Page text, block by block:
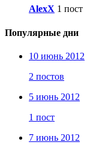
AlexX 1 пост
Популярные дни
10 июнь 2012
2 постов
5 июнь 2012
1 пост
7 июнь 2012